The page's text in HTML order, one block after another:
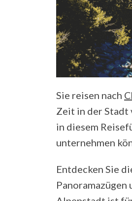
Sie reisen nach
Zeit in der Stadt
in diesem
unternehmen
Entdecken Sie